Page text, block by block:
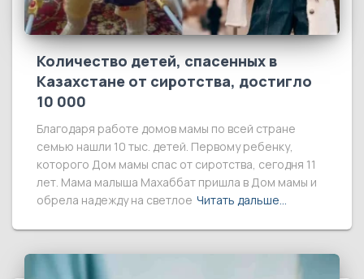
Количество детей, спасенных в
Казахстане от сиротства, достигло
10 000
Благодаря работе домов мамы по всей стране
семью нашли 10 тыс. детей. Первому ребенку,
которого Дом мамы спас от сиротства, сегодня 11
лет. Мама малыша Махаббат пришла в Дом мамы и
обрела надежду на светлое Читать дальше…